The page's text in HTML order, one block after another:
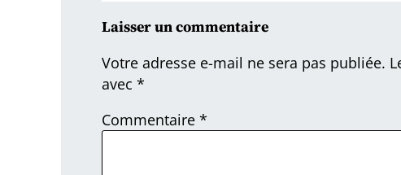
Laisser un commentaire
Votre adresse e-mail ne sera pas publiée.
avec*
Commentaire*